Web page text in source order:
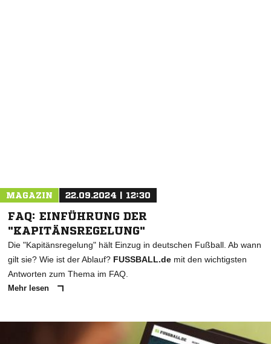
MAGAZIN 22.09.2024 | 12:30
FAQ: EINFÜHRUNG DER
"KAPITÄNSREGELUNG"
Die "Kapitänsregelung" hält Einzug in deutschen Fußball. Ab wann
gilt sie? Wie ist der Ablauf? FUSSBALL.de mit den wichtigsten
Antworten zum Thema im FAQ.
Mehr lesen